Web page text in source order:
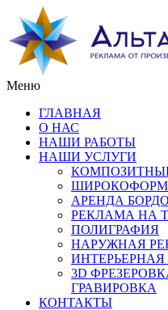
Меню
ГЛАВНАЯ
О НАС
НАШИ РАБОТЫ
НАШИ УСЛУГИ
АРЕНДА
РЕКЛАМА НА
ПОЛИГРАФИЯ
НАРУЖНАЯ
3D
ГРАВИРОВКА
КОНТАКТЫ